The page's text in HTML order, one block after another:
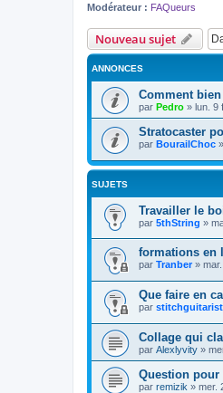
Modérateur : FAQueurs
Nouveau sujet
ANNONCES
Comment
par Pedro » lun. 9
Stratocaster
par BourailChoc »
SUJETS
Travailler le
par 5thString »
formations en
par Tranber »
Que faire en
par stitchguitarist
Collage qui
par Alexlyvity »
Question pour
par remizik » mer.